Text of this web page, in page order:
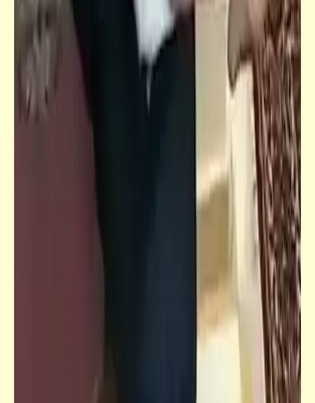
مذكرات
المعلّم كما ينبغي أن يكون | لسّه جاي من وِسط
ليل العَتمة ضَي
أزمات "مصر" الاقتصادية : موت وخراب
مستقبل الديار